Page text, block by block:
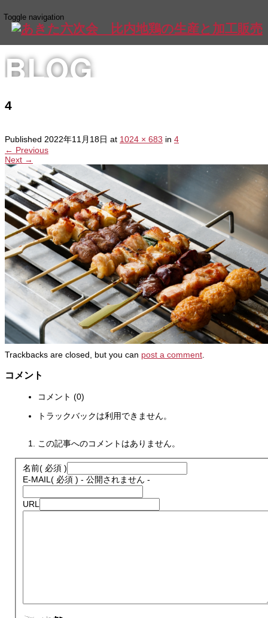
Toggle navigation
BLOG
4
Published 2022年11月18日 at 1024 × 683 in 4
← Previous
Next →
Trackbacks are closed, but you can post a comment
コメント
コメント (0)
トラックバックは利用できません。
この記事へのコメントはありません。
名前( 必須 )
E-MAIL ( 必須 ) - 公開されません -
URL